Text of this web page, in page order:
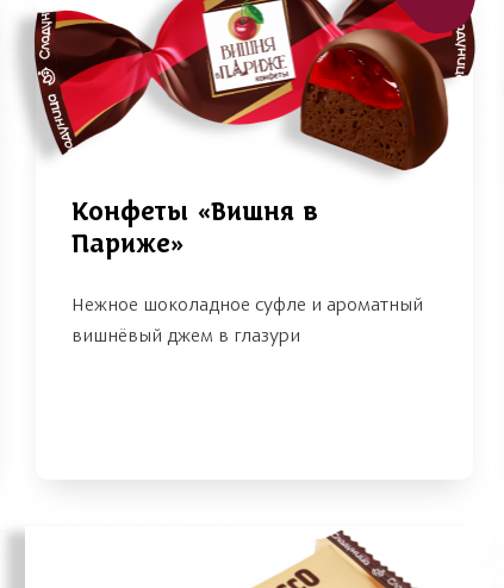
Конфеты «Вишня в
Париже»
Нежное шоколадное суфле и ароматный
вишнёвый джем в глазури